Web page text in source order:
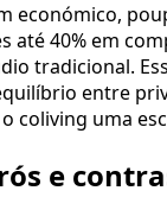
económico,
até 40% em
tradicional.
entre
coliving uma
e